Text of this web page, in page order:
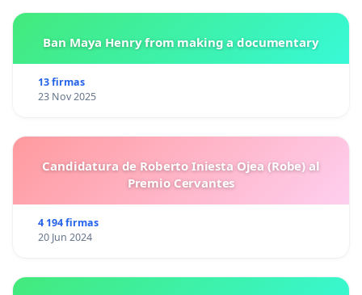
Ban Maya Henry from making a documentary
13 firmas
23 Nov 2025
Candidatura de Roberto Iniesta Ojea (Robe) al
Premio Cervantes
4 194 firmas
20 Jun 2024